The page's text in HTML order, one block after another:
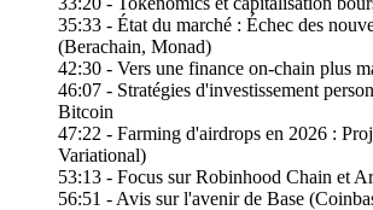
35:33 - État du marché : Échec des
(Berachain, Monad)
42:30 - Vers une finance on-chain plus
46:07 - Stratégies d'investissement
Bitcoin
47:22 - Farming d'airdrops en 2026 :
Variational)
53:13 - Focus sur Robinhood Chain et
56:51 - Avis sur l'avenir de Base